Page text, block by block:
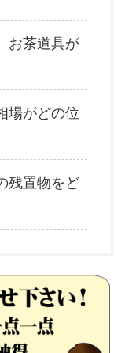
お茶道具が
場がどの位
残置物をど